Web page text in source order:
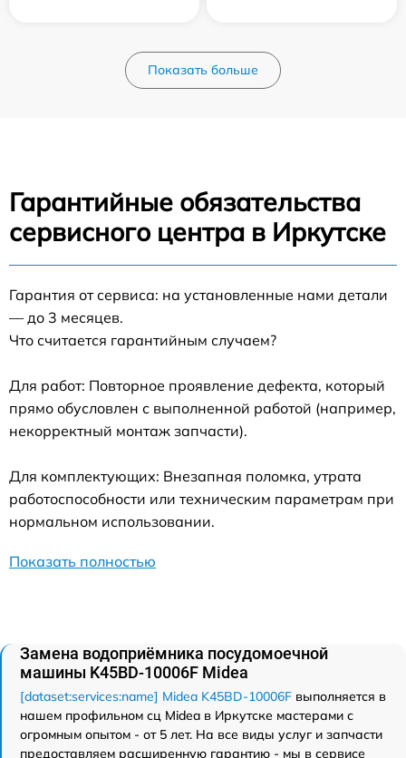
Показать больше
Гарантийные обязательства
сервисного центра в Иркутске
Гарантия от сервиса: на установленные нами детали
— до 3 месяцев.
Что считается гарантийным случаем?
Для работ: Повторное проявление дефекта, который
прямо обусловлен с выполненной работой (например,
некорректный монтаж запчасти).
Для комплектующих: Внезапная поломка, утрата
работоспособности или техническим параметрам при
нормальном использовании.
Показать полностью
Замена водоприёмника посудомоечной
машины K45BD-10006F Midea
[dataset:services:name] Midea K45BD-10006F выполняется в
нашем профильном сц Midea в Иркутске мастерами с
огромным опытом - от 5 лет. На все виды услуг и запчасти
предоставляем расширенную гарантию - мы в сервисе